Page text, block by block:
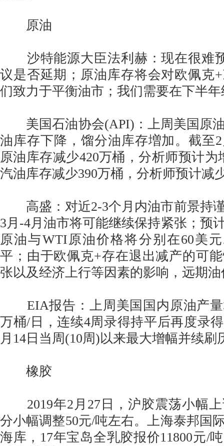
原油
沙特能源大臣法利赫：现在很难
议是否延期；原油库存将会对欧佩克
们致力于平衡油市；我们需要在下半
美国石油协会(API)：上周美国原
油库存下降，馏分油库存増加。截至
原油库存减少420万桶，分析师预计为
汽油库存减少390万桶，分析师预计减
高盛：对近2-3个月内油市前景持
3月-4月油市将可能继续保持紧张；预
原油与WTI原油价格将分别在60美
平；由于欧佩克+存在退出减产的可
张以及经济上行等因素的影响，远期
EIA报告：上周美国国内原油产量
万桶/日，连续4周录得持平后再度录
月14日当周(10周)以来最大增幅并续刷
橡胶
2019年2月27日，沪胶震荡小幅上
分小幅调整50元/吨左右。上海泰邦国
海库，17年宝岛全乳胶报价11800元/